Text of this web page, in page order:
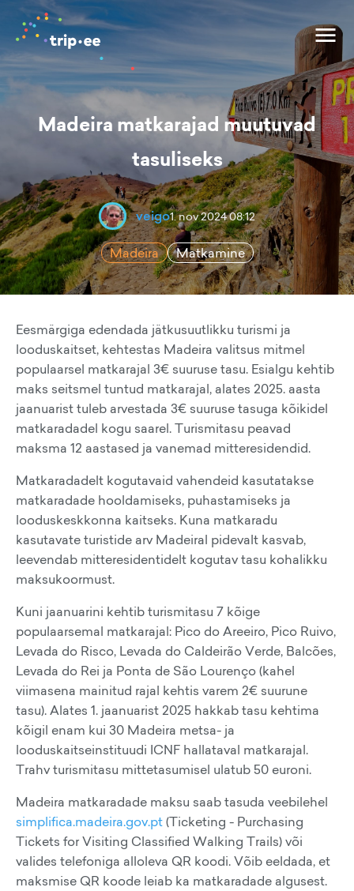
Madeira matkarajad muutuvad
tasuliseks
veigo1. nov 2024 08:12
Madeira Matkamine
Eesmärgiga edendada jätkusuutlikku turismi ja
looduskaitset, kehtestas Madeira valitsus mitmel
populaarsel matkarajal 3€ suuruse tasu. Esialgu kehtib
maks seitsmel tuntud matkarajal, alates 2025. aasta
jaanuarist tuleb arvestada 3€ suuruse tasuga kõikidel
matkaradadel kogu saarel. Turismitasu peavad
maksma 12 aastased ja vanemad mitteresidendid.
Matkaradadelt kogutavaid vahendeid kasutatakse
matkaradade hooldamiseks, puhastamiseks ja
looduskeskkonna kaitseks. Kuna matkaradu
kasutavate turistide arv Madeiral pidevalt kasvab,
leevendab mitteresidentidelt kogutav tasu kohalikku
maksukoormust.
Kuni jaanuarini kehtib turismitasu 7 kõige
populaarsemal matkarajal: Pico do Areeiro, Pico Ruivo,
Levada do Risco, Levada do Caldeirão Verde, Balcões,
Levada do Rei ja Ponta de São Lourenço (kahel
viimasena mainitud rajal kehtis varem 2€ suurune
tasu). Alates 1. jaanuarist 2025 hakkab tasu kehtima
kõigil enam kui 30 Madeira metsa- ja
looduskaitseinstituudi ICNF hallataval matkarajal.
Trahv turismitasu mittetasumisel ulatub 50 euroni.
Madeira matkaradade maksu saab tasuda veebilehel
simplifica.madeira.gov.pt(Ticketing - Purchasing
Tickets for Visiting Classified Walking Trails) või
valides telefoniga alloleva QR koodi. Võib eeldada, et
maksmise QR koode leiab ka matkaradade algusest.